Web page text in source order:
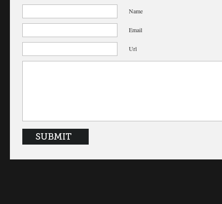
Name
Email
Url